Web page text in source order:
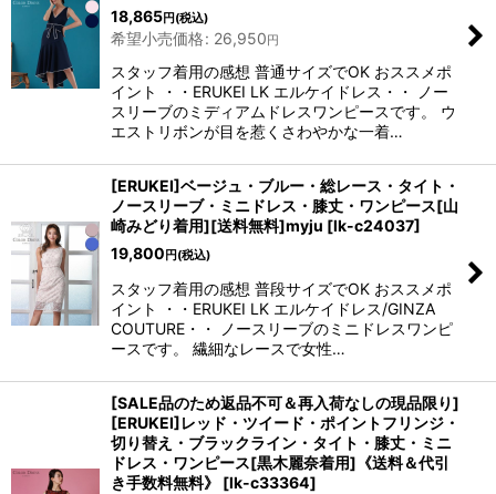
18,865円 (税込)
希望小売価格: 26,950 円
スタッフ着用の感想 普通サイズでOK おススメポ
イント ・・ERUKEI LK エルケイドレス・・ ノー
スリーブのミディアムドレスワンピースです。 ウ
エストリボンが目を惹くさわやかな一着…
[ERUKEI]ベージュ・ブルー・総レース・タイト・
ノースリーブ・ミニドレス・膝丈・ワンピース[山
崎みどり着用][送料無料]myju [lk-c24037]
19,800 円 (税込)
スタッフ着用の感想 普段サイズでOK おススメポ
イント ・・ERUKEI LK エルケイドレス/GINZA
COUTURE・・ ノースリーブのミニドレスワンピ
ースです。 繊細なレースで女性…
[SALE品のため返品不可＆再入荷なしの現品限り]
[ERUKEI]レッド・ツイード・ポイントフリンジ・
切り替え・ブラックライン・タイト・膝丈・ミニ
ドレス・ワンピース[黒木麗奈着用]《送料＆代引
き手数料無料》
[lk-c33364]